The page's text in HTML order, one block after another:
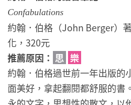
Confabulations
約翰．伯格（John Berger）
化，320元
推薦原因： 思 樂
約翰．伯格過世前一年出版的
面美好，拿起翻閱都舒服的書